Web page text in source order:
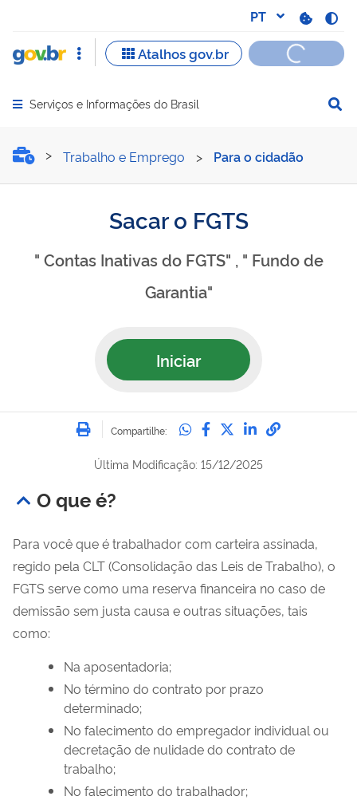
Abrir menu principal de navegação
Serviços e Informações do Brasil
Sacar o FGTS
Trabalho e Emprego > Para o cidadão
Sacar o FGTS
" Contas Inativas do FGTS" , " Fundo de
Garantia"
Iniciar
Imprimir
Compartilhe: Compartilhe no
Compartilhe no
Compartilhe no
Compartilhe
Última Modificação: 15/12/2025
O que é?
Para você que é trabalhador com carteira assinada,
regido pela CLT (Consolidação das Leis de Trabalho), o
FGTS serve como uma reserva financeira no caso de
demissão sem justa causa e outras situações, tais
como:
Na aposentadoria;
No término do contrato por prazo
determinado;
No falecimento do empregador individual ou
decretação de nulidade do contrato de
trabalho;
No falecimento do trabalhador;